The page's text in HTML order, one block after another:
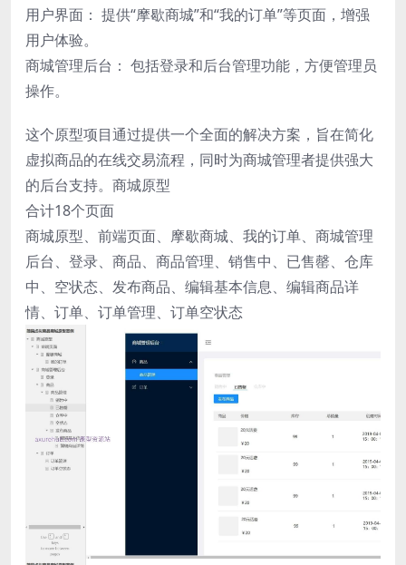
用户界面： 提供“摩歇商城”和“我的订单”等页面，增强
用户体验。
商城管理后台： 包括登录和后台管理功能，方便管理员
操作。
这个原型项目通过提供一个全面的解决方案，旨在简化
虚拟商品的在线交易流程，同时为商城管理者提供强大
的后台支持。商城原型
合计18个页面
商城原型、前端页面、摩歇商城、我的订单、商城管理
后台、登录、商品、商品管理、销售中、已售罄、仓库
中、空状态、发布商品、编辑基本信息、编辑商品详
情、订单、订单管理、订单空状态